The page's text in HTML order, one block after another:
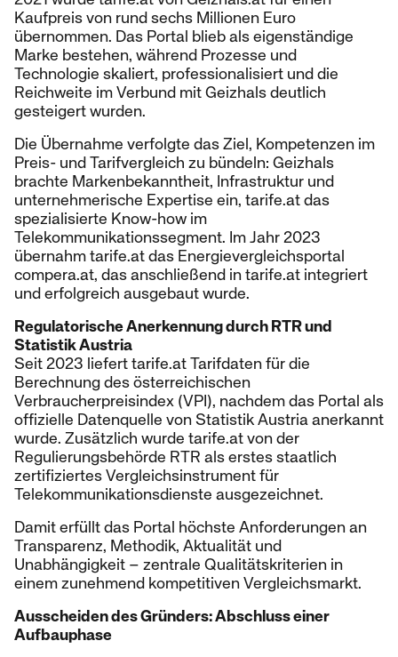
Kaufpreis von rund sechs Millionen Euro
übernommen. Das Portal blieb als eigenständige
Marke bestehen, während Prozesse und
Technologie skaliert, professionalisiert und die
Reichweite im Verbund mit Geizhals deutlich
gesteigert wurden.
Die Übernahme verfolgte das Ziel, Kompetenzen im
Preis- und Tarifvergleich zu bündeln: Geizhals
brachte Markenbekanntheit, Infrastruktur und
unternehmerische Expertise ein, tarife.at das
spezialisierte Know-how im
Telekommunikationssegment. Im Jahr 2023
übernahm tarife.at das Energievergleichsportal
compera.at, das anschließend in tarife.at integriert
und erfolgreich ausgebaut wurde.
Regulatorische Anerkennung durch RTR und
Statistik Austria
Seit 2023 liefert tarife.at Tarifdaten für die
Berechnung des österreichischen
Verbraucherpreisindex (VPI), nachdem das Portal als
offizielle Datenquelle von Statistik Austria anerkannt
wurde. Zusätzlich wurde tarife.at von der
Regulierungsbehörde RTR als erstes staatlich
zertifiziertes Vergleichsinstrument für
Telekommunikationsdienste ausgezeichnet.
Damit erfüllt das Portal höchste Anforderungen an
Transparenz, Methodik, Aktualität und
Unabhängigkeit – zentrale Qualitätskriterien in
einem zunehmend kompetitiven Vergleichsmarkt.
Ausscheiden des Gründers: Abschluss einer
Aufbauphase